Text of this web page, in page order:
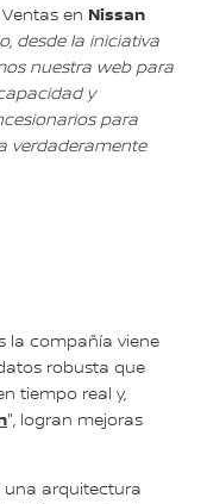
en Nissan
desde la iniciativa
nuestra web para
y
para
verdaderamente
la compañía viene
robusta que
tiempo real y,
", logran mejoras
una arquitectura